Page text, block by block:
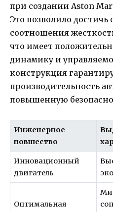
при создании Aston
Это позволило достичь
соотношения
что имеет
динамику и
конструкция
производительность
повышенную
Инженерное
новшество
Инновационный
двигатель
Оптимальная